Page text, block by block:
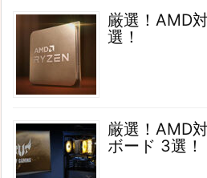
厳選！AMD
選！
厳選！AMD
ボード 3選！